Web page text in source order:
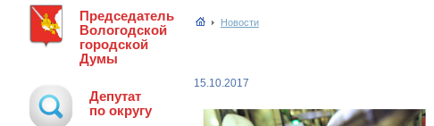
Председатель
Вологодской
городской
Думы
Депутат
по округу
Новости
15.10.2017